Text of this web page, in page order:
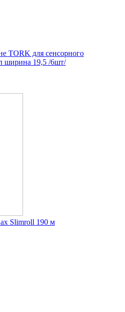
ТORK для сенсорного
ширина 19,5 /6шт/
Slimroll 190 м